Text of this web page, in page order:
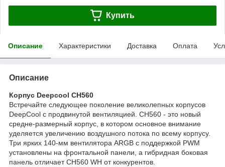
Купить
Описание Характеристики Доставка Оплата
Описание
Корпус Deepcool CH560
Встречайте следующее поколение великолепных корпусов
DeepCool с продвинутой вентиляцией. CH560 - это новый
средне-размерный корпус, в котором основное внимание
уделяется увеличению воздушного потока по всему корпусу.
Три ярких 140-мм вентилятора ARGB с поддержкой PWM
установлены на фронтальной панели, а гибридная боковая
панель отличает CH560 WH от конкурентов.